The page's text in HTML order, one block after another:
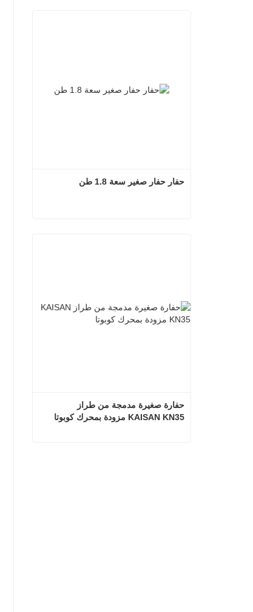
حفار حفار صغير سعة 1.8 طن
KAISAN KN35 مزودة بمحرك كوبوتا